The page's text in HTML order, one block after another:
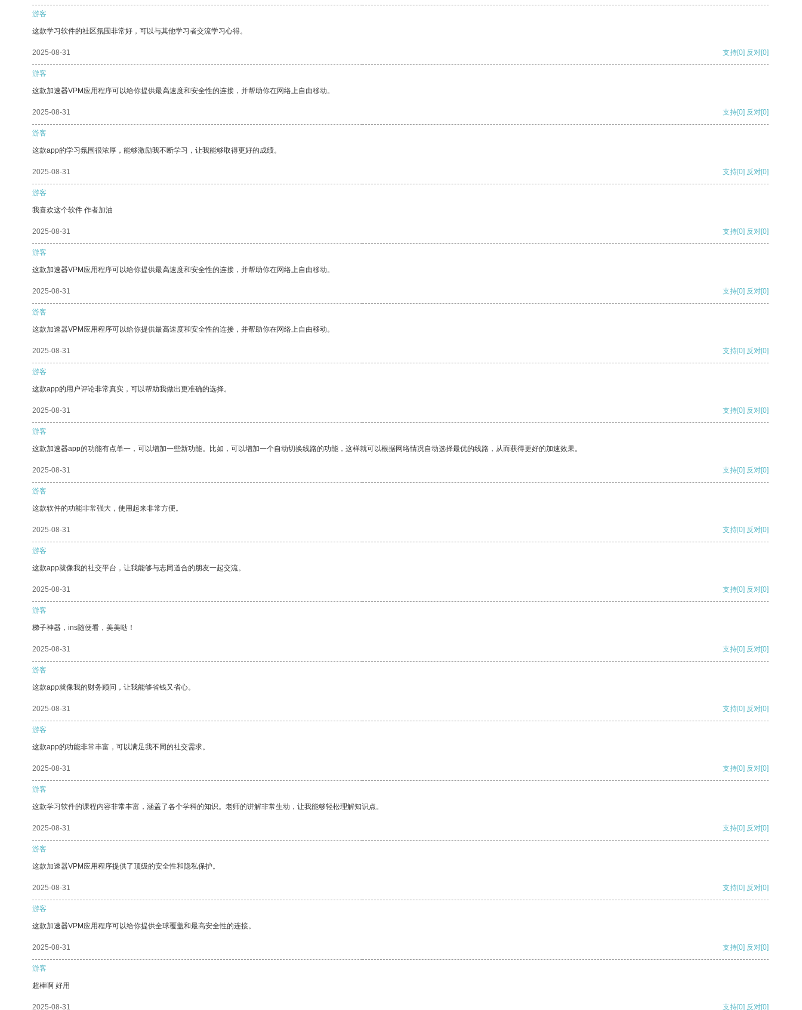
游客
这款学习软件的社区氛围非常好，可以与其他学习者交流学习心得。
2025-08-31 支持[0] 反对[0]
游客
这款加速器VPM应用程序可以给你提供最高速度和安全性的连接，并帮助你在网络上自由移动。
2025-08-31 支持[0] 反对[0]
游客
这款app的学习氛围很浓厚，能够激励我不断学习，让我能够取得更好的成绩。
2025-08-31 支持[0] 反对[0]
游客
我喜欢这个软件 作者加油
2025-08-31 支持[0] 反对[0]
游客
这款加速器VPM应用程序可以给你提供最高速度和安全性的连接，并帮助你在网络上自由移动。
2025-08-31 支持[0] 反对[0]
游客
这款加速器VPM应用程序可以给你提供最高速度和安全性的连接，并帮助你在网络上自由移动。
2025-08-31 支持[0] 反对[0]
游客
这款app的用户评论非常真实，可以帮助我做出更准确的选择。
2025-08-31 支持[0] 反对[0]
游客
这款加速器app的功能有点单一，可以增加一些新功能。比如，可以增加一个自动切换线路的功能，这样就可以根据网络情况自动选择最优的线路，从而获得更好的加速效果。
2025-08-31 支持[0] 反对[0]
游客
这款软件的功能非常强大，使用起来非常方便。
2025-08-31 支持[0] 反对[0]
游客
这款app就像我的社交平台，让我能够与志同道合的朋友一起交流。
2025-08-31 支持[0] 反对[0]
游客
梯子神器，ins随便看，美美哒！
2025-08-31 支持[0] 反对[0]
游客
这款app就像我的财务顾问，让我能够省钱又省心。
2025-08-31 支持[0] 反对[0]
游客
这款app的功能非常丰富，可以满足我不同的社交需求。
2025-08-31 支持[0] 反对[0]
游客
这款学习软件的课程内容非常丰富，涵盖了各个学科的知识。老师的讲解非常生动，让我能够轻松理解知识点。
2025-08-31 支持[0] 反对[0]
游客
这款加速器VPM应用程序提供了顶级的安全性和隐私保护。
2025-08-31 支持[0] 反对[0]
游客
这款加速器VPM应用程序可以给你提供全球覆盖和最高安全性的连接。
2025-08-31 支持[0] 反对[0]
游客
超棒啊 好用
2025-08-31 支持[0] 反对[0]